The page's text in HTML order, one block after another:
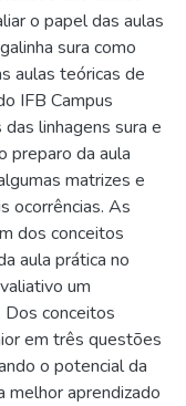
o papel das aulas
sura como
aulas teóricas de
IFB Campus
linhagens sura e
preparo da aula
matrizes e
ocorrências. As
dos conceitos
aula prática no
um
Dos conceitos
em três questões
o potencial da
aprendizado